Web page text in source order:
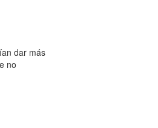
dar más
no